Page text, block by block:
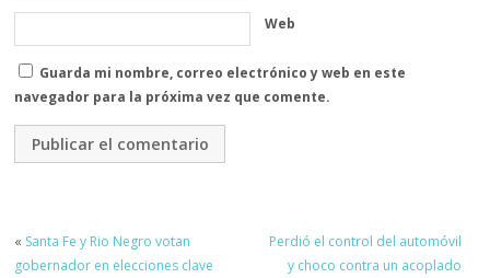
Web
Guarda mi nombre, correo electrónico y web en este
navegador para la próxima vez que comente.
« Santa Fe y Rio Negro votan
gobernador en elecciones clave
Perdió el control del automóvil
y choco contra un acoplado